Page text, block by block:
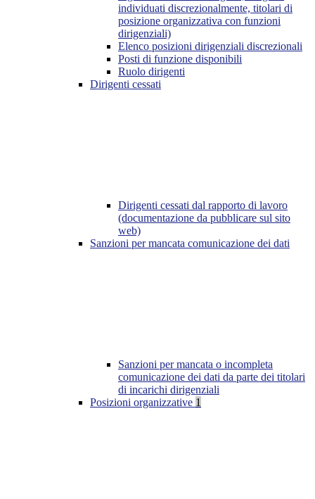
individuati discrezionalmente, titolari di
posizione organizzativa con funzioni
dirigenziali)
Elenco posizioni dirigenziali discrezionali
Posti di funzione disponibili
Ruolo dirigenti
Dirigenti cessati
Dirigenti cessati dal rapporto di lavoro
(documentazione da pubblicare sul sito
web)
Sanzioni per mancata comunicazione dei dati
Sanzioni per mancata o incompleta
comunicazione dei dati da parte dei titolari
di incarichi dirigenziali
Posizioni organizzative 1